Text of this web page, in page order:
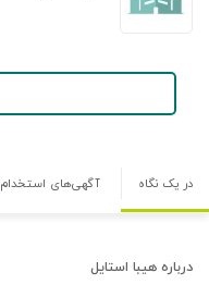
در یک نگاه آگهی‌های استخدام
درباره هیبا استایل